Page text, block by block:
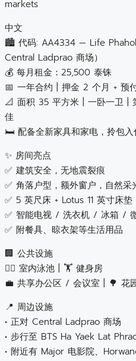
markets
中文
🏙️ 代码: AA4334 — Life
Central Ladprao 商场）
💰 每月租金：25,500 泰铢
📅 一年合约 | 押金 2 个月 + 预
📐 面积 35 平方米 | 一卧一卫 |
佳
🛏 配备全新家具和家电，拎包入
✨ 房间亮点
✅ 建筑安全，无地震裂痕
✅ 角落户型，额外窗户，自然采
✅ 5 英尺床 + Lotus 11 英寸床垫
✅ 智能电视 / 洗衣机 / 冰箱 /
✅ 附餐具、晾衣架等生活用品
🏢 公共设施
🏊‍♂️ 室内泳池 | 🏋️ 健身房
💼 共享办公区 / 会议室 | 🌳 花
📍 周边设施
• 正对 Central Ladprao 商场
• 步行至 BTS Ha Yaek Lat
• 附近有 Major 电影院、